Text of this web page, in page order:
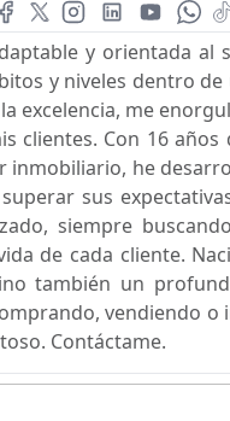
y orientada
y niveles dentro
excelencia, me
clientes. Con 16
inmobiliario, he
sus
siempre
de cada cliente.
también un
vendiendo
Contáctame.